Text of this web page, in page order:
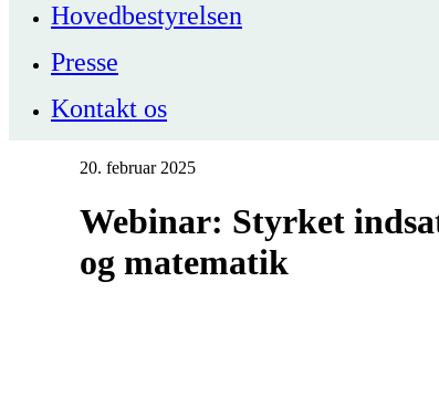
Hovedbestyrelsen
Presse
Kontakt os
20. februar 2025
Webinar: Styrket
og matematik